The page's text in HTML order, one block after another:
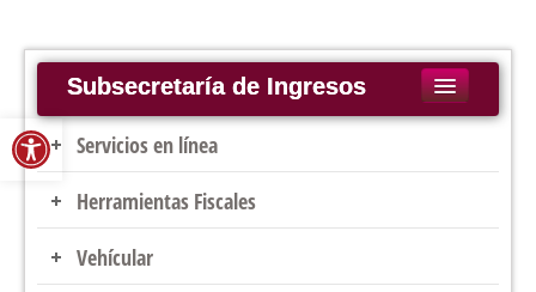
Subsecretaría de Ingresos
Inicio
Servicios
Abrir barra de herramientas
Servicios en línea
Pago de Derechos
Herramientas Fiscales
Recargos Federales
Vehícular